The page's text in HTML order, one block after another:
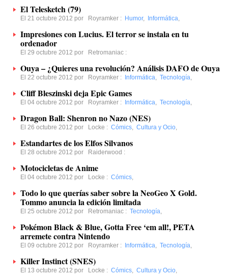
El Telesketch (79)
El 21 octubre 2012 por Royramker : Humor, Informática,
Impresiones con Lucius. El terror se instala en tu
ordenador
El 29 octubre 2012 por Retromaniac :
Ouya – ¿Quieres una revolución? Análisis DAFO de Ouya
El 22 octubre 2012 por Royramker : Informática, Tecnología,
Cliff Bleszinski deja Epic Games
El 04 octubre 2012 por Royramker : Informática, Tecnología,
Dragon Ball: Shenron no Nazo (NES)
El 26 octubre 2012 por Locke : Cómics, Cultura y Ocio,
Estandartes de los Elfos Silvanos
El 28 octubre 2012 por Raiderwood :
Motocicletas de Anime
El 04 octubre 2012 por Locke : Cómics,
Todo lo que querías saber sobre la NeoGeo X Gold.
Tommo anuncia la edición limitada
El 25 octubre 2012 por Retromaniac : Tecnología,
Pokémon Black & Blue, Gotta Free ‘em all!, PETA
arremete contra Nintendo
El 09 octubre 2012 por Royramker : Informática, Tecnología,
Killer Instinct (SNES)
El 13 octubre 2012 por Locke : Cómics, Cultura y Ocio,